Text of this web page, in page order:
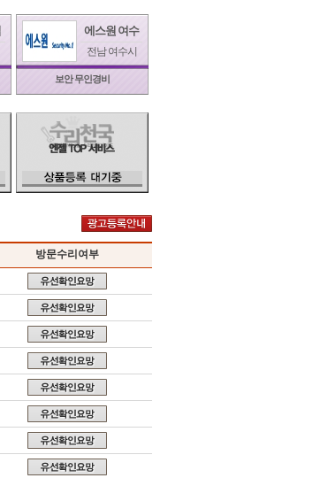
에스원 여수
전남 여수시
보안 무인경비
방문수리여부